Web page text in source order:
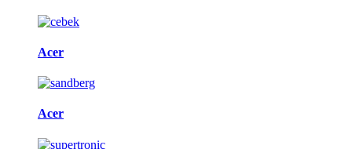
Acer
Acer